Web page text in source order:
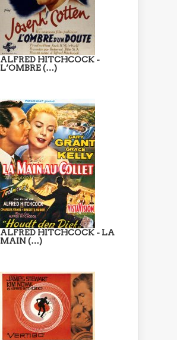
ALFRED HITCHCOCK -
L’OMBRE (…)
ALFRED HITCHCOCK - LA
MAIN (…)